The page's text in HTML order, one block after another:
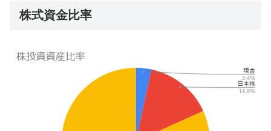
株式資金比率